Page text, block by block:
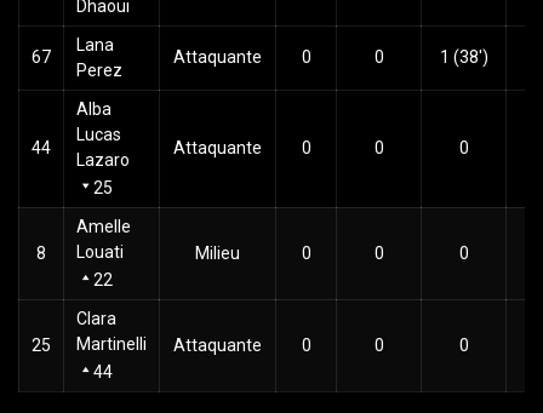
Dhaoui
67
Lana
Perez
Attaquante 0 0 1 (38')
44
Alba
Lucas
Lazaro
25
Attaquante 0 0 0
8
Amelle
Louati
22
Milieu 0 0 0
25
Clara
Martinelli
44
Attaquante 0 0 0